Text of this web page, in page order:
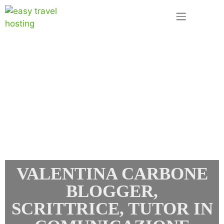
VALENTINA CARBONE
BLOGGER,
SCRITTRICE, TUTOR IN